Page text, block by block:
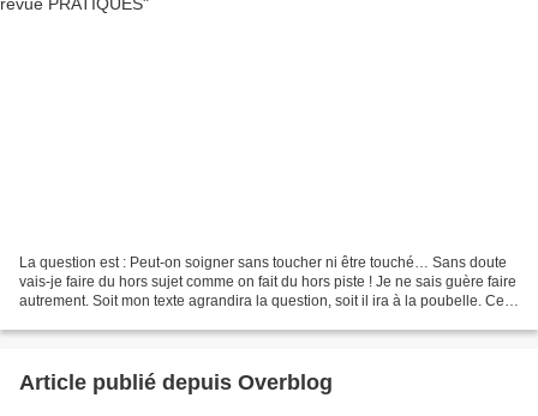
La question est : Peut-on soigner sans toucher ni être touché… Sans doute
vais-je faire du hors sujet comme on fait du hors piste ! Je ne sais guère faire
autrement. Soit mon texte agrandira la question, soit il ira à la poubelle. Ce
Article publié depuis Overblog